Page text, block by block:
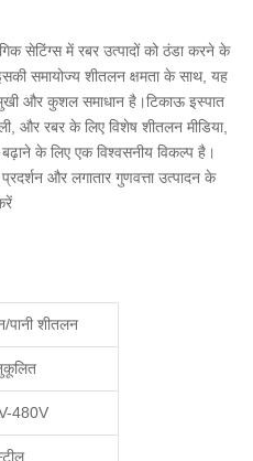
सेटिंग्स में रबर उत्पादों को ठंडा करने के
समायोज्य शीतलन क्षमता के साथ, यह
और कुशल समाधान है।टिकाऊ इस्पात
और रबर के लिए विशेष शीतलन मीडिया,
के लिए एक विश्वसनीय विकल्प है।
और लगातार गुणवत्ता उत्पादन के
पानी शीतलन
480V